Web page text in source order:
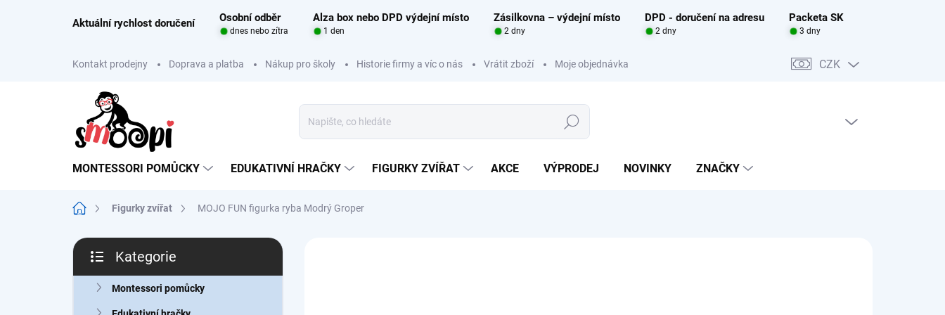
Aktuální rychlost doručení Osobní odběr Alza box nebo DPD výdejní místo Zásilkovna – výdejní místo DPD - doručení na adresu Packeta SK
dnes nebo zítra 1 den 2 dny 2 dny 3 dny
Kontakt prodejny Doprava a platba Nákup pro školy Historie firmy a víc o nás Vrátit zboží Moje objednávka CZK
Hledat
MONTESSORI POMŮCKY EDUKATIVNÍ HRAČKY FIGURKY ZVÍŘAT AKCE VÝPRODEJ NOVINKY ZNAČKY
Domů Figurky zvířat MOJO FUN figurka ryba Modrý Groper
P
s
kategorie
Kategorie
Montessori pomůcky